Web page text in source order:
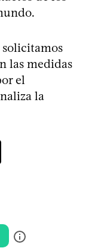
solicitamos
las medidas
el
la